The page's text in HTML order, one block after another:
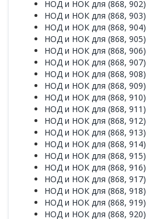
НОД и НОК для (868, 902)
НОД и НОК для (868, 903)
НОД и НОК для (868, 904)
НОД и НОК для (868, 905)
НОД и НОК для (868, 906)
НОД и НОК для (868, 907)
НОД и НОК для (868, 908)
НОД и НОК для (868, 909)
НОД и НОК для (868, 910)
НОД и НОК для (868, 911)
НОД и НОК для (868, 912)
НОД и НОК для (868, 913)
НОД и НОК для (868, 914)
НОД и НОК для (868, 915)
НОД и НОК для (868, 916)
НОД и НОК для (868, 917)
НОД и НОК для (868, 918)
НОД и НОК для (868, 919)
НОД и НОК для (868, 920)